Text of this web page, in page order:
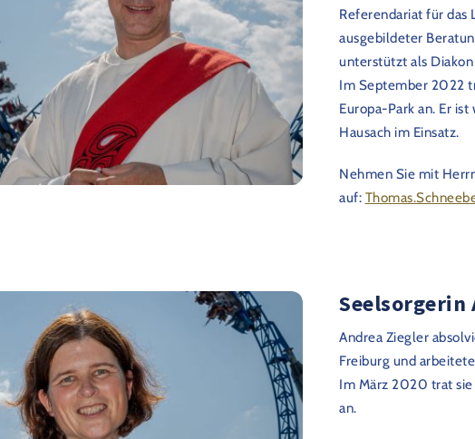
Sie interessieren sich für die Angebote der "Kirche im
uns eine Nachricht an:kirche-im-europa-
Referendariat für das
ausgebildeter
unterstützt als
Im September 2022
Europa-Park an. Er
Hausach im Einsatz.
Nehmen Sie mit
auf:
Seelsorgerin
Andrea Ziegler
Freiburg und
Im März 2020 trat
an.